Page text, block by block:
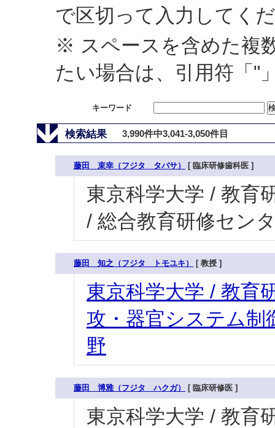
で区切って入力してく
※ スペースを含めた複
たい場合は、引用符「"
キーワード
検索結果 3,990件中3,041-3,050件目
藤田 束幸（フジタ タバサ） [ 臨床研修歯科医 ]
東京科学大学 / 教育
/ 総合教育研修セン
藤田 知之（フジタ トモユキ） [ 教授 ]
東京科学大学 / 教育
攻・器官システム制
野
藤田 博雅（フジタ ハクガ） [ 臨床研修医 ]
東京科学大学 / 教育